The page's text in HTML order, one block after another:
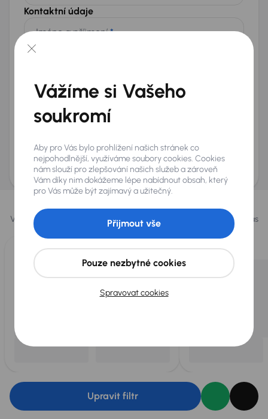
Kontaktní údaje
Jméno a příjmení*
+420
E-mail*
Přeji si dostávat informace o atraktivních slevových
nabídkách
AURES Holdings a.s., se sídlem Dopraváků 874/15, Čimice, 184 00 Praha 8 bude
uchovávat a zpracovávat vaše osobní údaje v souladu se zásadami ochrany a
zpracováníosobních údajů.
Vybrali jsme pro vás
Vybíráme pro vás ty nejlepší vozy
z naší nabídky. Každý den pro vás
vykoupíme až 400 vozů
Upravit filtr
Vážíme si Vašeho
soukromí
Aby pro Vás bylo prohlížení našich stránek co
nejpohodlnější, využíváme soubory cookies. Cookies
nám slouží pro zlepšování našich služeb a zároveň
Vám díky nim dokážeme lépe nabídnout obsah, který
pro Vás může být zajímavý a užitečný.
Spravovat cookies
Pouze nezbytné cookies
Přijmout vše